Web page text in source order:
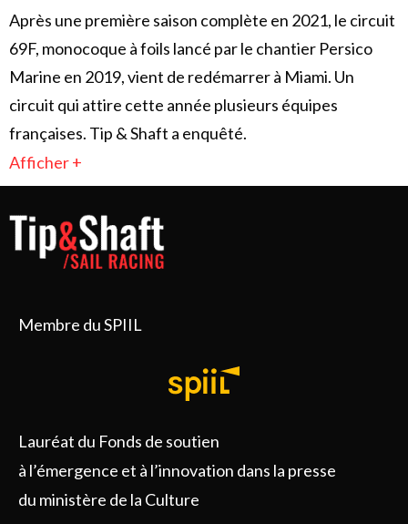
Après une première saison complète en 2021, le circuit
69F, monocoque à foils lancé par le chantier Persico
Marine en 2019, vient de redémarrer à Miami. Un
circuit qui attire cette année plusieurs équipes
françaises. Tip & Shaft a enquêté.
Afficher +
Membre du SPIIL
Lauréat du Fonds de soutien
à l’émergence et à l’innovation dans la presse
du ministère de la Culture